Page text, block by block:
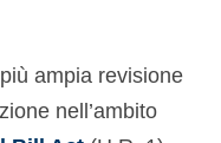
ampia revisione
nell’ambito